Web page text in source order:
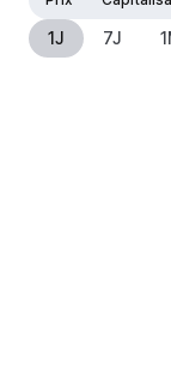
1J 7J